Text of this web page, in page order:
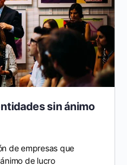
sin ánimo
de empresas que
de lucro